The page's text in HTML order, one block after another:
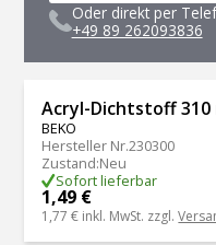
Oder direkt per
+49 89 262093836
Acryl-Dichtstoff 310
BEKO
Hersteller Nr.230300
Zustand:Neu
Sofort lieferbar
1,49 €
1,77 € inkl. MwSt. zzgl.